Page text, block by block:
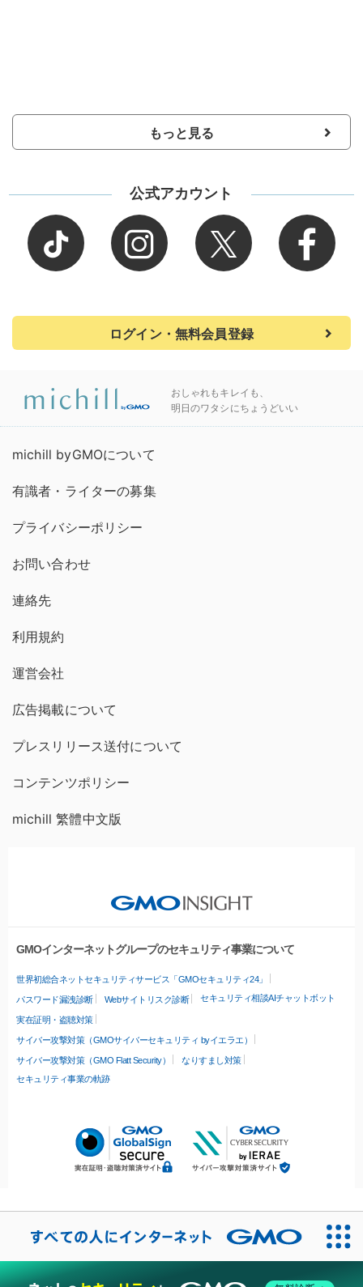
もっと見る
公式アカウント
ログイン・無料会員登録
おしゃれもキレイも、
明日のワタシにちょうどいい
michill byGMOについて
有識者・ライターの募集
プライバシーポリシー
お問い合わせ
連絡先
利用規約
運営会社
広告掲載について
プレスリリース送付について
コンテンツポリシー
michill 繁體中文版
GMOインターネットグループのセキュリティ事業について
世界初総合ネットセキュリティサービス「GMOセキュリティ24」
パスワード漏洩診断 Webサイトリスク診断 セキュリティ相談AIチャットボット
実在証明・盗聴対策
サイバー攻撃対策（GMOサイバーセキュリティ byイエラエ）
サイバー攻撃対策（GMO Flatt Security）
なりすまし対策
セキュリティ事業の軌跡